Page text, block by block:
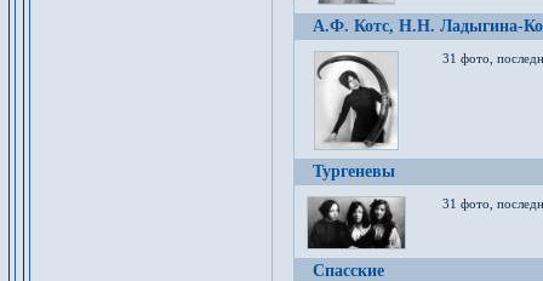
А.Ф. Котс, Н.Н. Ладыгина-
31 фото,
Тургеневы
31 фото,
Спасские